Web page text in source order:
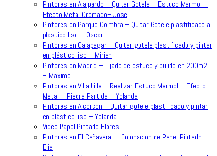
Pintores en Alalpardo – Quitar Gotele – Estuco Marmol –
Efecto Metal Cromado– Jose
Pintores en Parque Coimbra – Quitar Gotele plastificado a
plastico liso – Oscar
Pintores en Galapagar – Quitar gotele plastificado y pintar
en plástico liso – Mirian
Pintores en Madrid – Lijado de estuco y pulido en 200m2
– Maximo
Pintores en Villalbilla – Realizar Estuco Marmol – Efecto
Metal – Piedra Partida – Yolanda
Pintores en Alcorcon – Quitar gotele plastificado y pintar
en plástico liso – Yolanda
Video Papel Pintado Flores
Pintores en El Cañaveral – Colocacion de Papel Pintado –
Elia